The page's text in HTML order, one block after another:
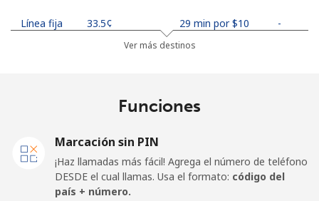
Línea fija ⁦33.5¢⁩ 29 min por ⁦$10⁩ -
⁦30.5¢⁩ 32 min por ⁦$10⁩ ⁦19¢⁩
Ver más destinos
Funciones
Marcación sin PIN
¡Haz llamadas más fácil! Agrega el número de teléfono
DESDE el cual llamas. Usa el formato: código del
país + número.